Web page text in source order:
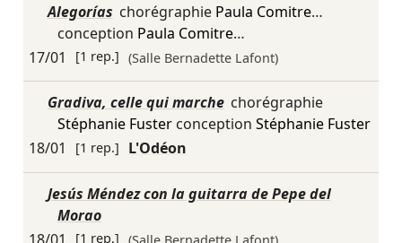
Alegorías chorégraphie Paula Comitre…
conception Paula Comitre…
17/01
[1 rep.] (Salle Bernadette Lafont)
Gradiva, celle qui marche chorégraphie
Stéphanie Fusterconception Stéphanie Fuster
18/01
[1 rep.] L'Odéon
Jesús Méndez con la guitarra de Pepe del
Morao
[1 rep.]